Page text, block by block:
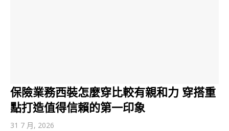
保險業務西裝怎麼穿比較有親和力 穿搭重
點打造值得信賴的第一印象
31 7 月, 2026